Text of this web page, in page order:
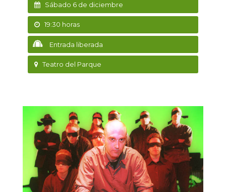
Sábado 6 de diciembre
19:30 horas
Entrada liberada
Teatro del Parque